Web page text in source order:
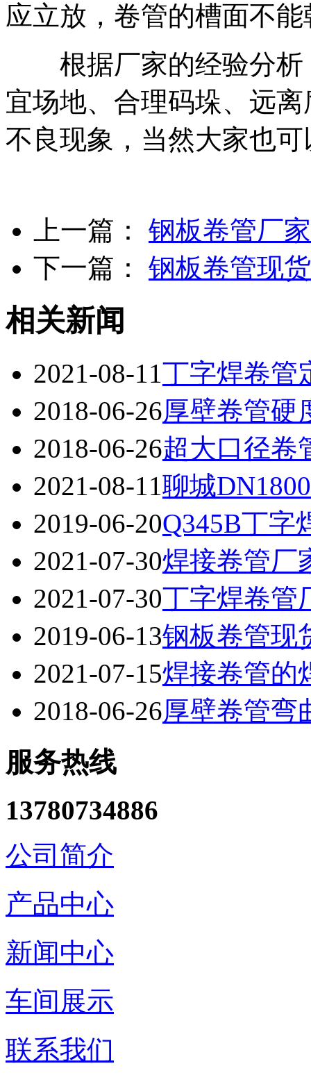
应立放，卷管的槽面不
根据厂家的经验分析
宜场地、合理码垛、远
不良现象，当然大家也
上一篇： 钢板卷管厂
下一篇： 钢板卷管现
相关新闻
2021-08-11丁字焊卷管
2018-06-26厚壁卷管硬
2018-06-26超大口径卷
2021-08-11聊城
2019-06-20Q345B丁字
2021-07-30焊接卷管厂
2021-07-30丁字焊卷管
2019-06-13钢板卷管现
2021-07-15焊接卷管的
2018-06-26厚壁卷管
服务热线
13780734886
公司简介
产品中心
新闻中心
车间展示
联系我们